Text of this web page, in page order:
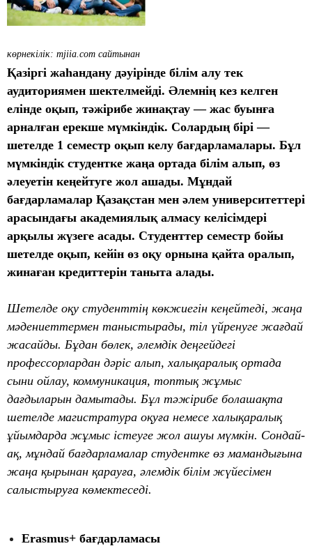
көрнекілік: mjiia.com сайтынан
Қазіргі жаһандану дәуірінде білім алу тек
аудиториямен шектелмейді. Әлемнің кез келген
елінде оқып, тәжірибе жинақтау — жас буынға
арналған ерекше мүмкіндік. Солардың бірі —
шетелде 1 семестр оқып келу бағдарламалары. Бұл
мүмкіндік студентке жаңа ортада білім алып, өз
әлеуетін кеңейтуге жол ашады. Мұндай
бағдарламалар Қазақстан мен әлем университеттері
арасындағы академиялық алмасу келісімдері
арқылы жүзеге асады. Студенттер семестр бойы
шетелде оқып, кейін өз оқу орнына қайта оралып,
жинаған кредиттерін таныта алады.
Шетелде оқу студенттің көкжиегін кеңейтеді, жаңа
мәдениеттермен таныстырады, тіл үйренуге жағдай
жасайды. Бұдан бөлек, әлемдік деңгейдегі
профессорлардан дәріс алып, халықаралық ортада
сыни ойлау, коммуникация, топтық жұмыс
дағдыларын дамытады. Бұл тәжірибе болашақта
шетелде магистратура оқуға немесе халықаралық
ұйымдарда жұмыс істеуге жол ашуы мүмкін. Сондай-
ақ, мұндай бағдарламалар студентке өз мамандығына
жаңа қырынан қарауға, әлемдік білім жүйесімен
салыстыруға көмектеседі.
Erasmus+ бағдарламасы